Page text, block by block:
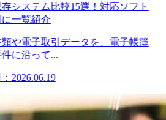
システム比較15選！対応ソフト
一覧紹介
や電子取引データを、電子帳簿
に沿って...
2026.06.19